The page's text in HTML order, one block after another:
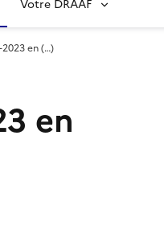
Votre DRAAF
en (…)
en